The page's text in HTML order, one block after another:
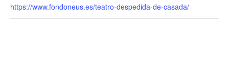
https://www.fondoneus.es/teatro-despedida-de-casada/